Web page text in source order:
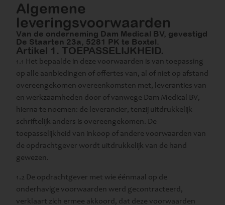
Algemene
leveringsvoorwaarden
Van de onderneming Dam Medical BV, gevestigd
De Staarten 23a, 5281 PK te Boxtel.
Artikel 1. TOEPASSELIJKHEID.
1.1 Het bepaalde in deze voorwaarden is van toepassing
op alle aanbiedingen of offertes van, al of niet op afstand
overeengekomen overeenkomsten met, leveranties van
en werkzaamheden door of vanwege Dam Medical BV,
hierna te noemen: de leverancier, tenzij uitdrukkelijk
schriftelijk anders is overeengekomen. De
toepasselijkheid van inkoop of andere voorwaarden van
de opdrachtgever wordt uitdrukkelijk van de hand
gewezen.
1.2 De opdrachtgever met wie éénmaal op de
onderhavige voorwaarden werd gecontracteerd,
verklaart zich ermee akkoord, dat deze voorwaarden